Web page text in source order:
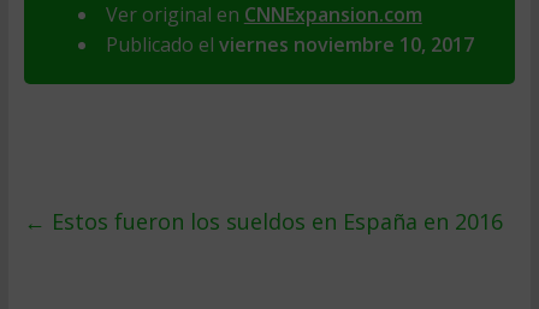
Ver original en CNNExpansion.com
Publicado el viernes noviembre 10, 2017
← Estos fueron los sueldos en España en 2016